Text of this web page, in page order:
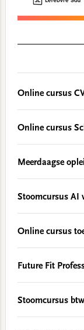
Online cursus
Online cursus
Meerdaagse
Stoomcursus AI
Online cursus
Future Fit
Stoomcursus